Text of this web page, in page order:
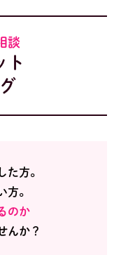
談
ト
た方。
方。
のか
んか？